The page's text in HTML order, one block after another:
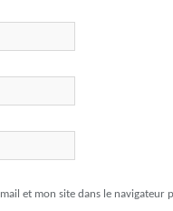
et mon site dans le